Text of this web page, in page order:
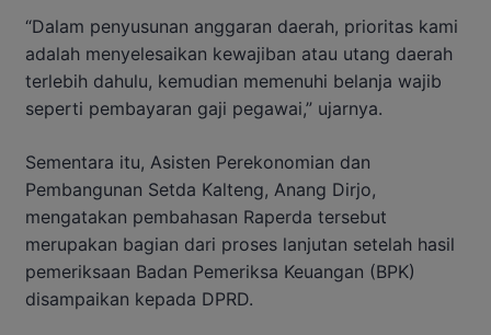
“Dalam penyusunan anggaran daerah, prioritas kami
adalah menyelesaikan kewajiban atau utang daerah
terlebih dahulu, kemudian memenuhi belanja wajib
seperti pembayaran gaji pegawai,” ujarnya.
Sementara itu, Asisten Perekonomian dan
Pembangunan Setda Kalteng, Anang Dirjo,
mengatakan pembahasan Raperda tersebut
merupakan bagian dari proses lanjutan setelah hasil
pemeriksaan Badan Pemeriksa Keuangan (BPK)
disampaikan kepada DPRD.